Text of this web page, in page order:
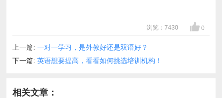
浏览：7430 0
上一篇:一对一学习，是外教好还是双语好？
下一篇:英语想要提高，看看如何挑选培训机构！
相关文章：